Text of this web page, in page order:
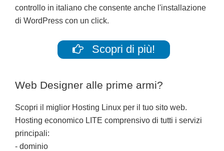
controllo in italiano che consente anche l'installazione
di WordPress con un click.
Scopri di più!
Web Designer alle prime armi?
Scopri il miglior Hosting Linux per il tuo sito web.
Hosting economico LITE comprensivo di tutti i servizi
principali:
- dominio